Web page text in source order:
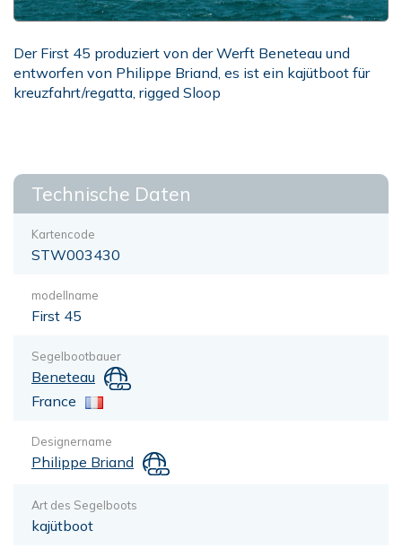
Der First 45 produziert von der Werft Beneteau und
entworfen von Philippe Briand, es ist ein kajütboot für
kreuzfahrt/regatta, rigged Sloop
Technische Daten
Kartencode
STW003430
modellname
First 45
Segelbootbauer
Beneteau
France
Designername
Philippe Briand
Art des Segelboots
kajütboot